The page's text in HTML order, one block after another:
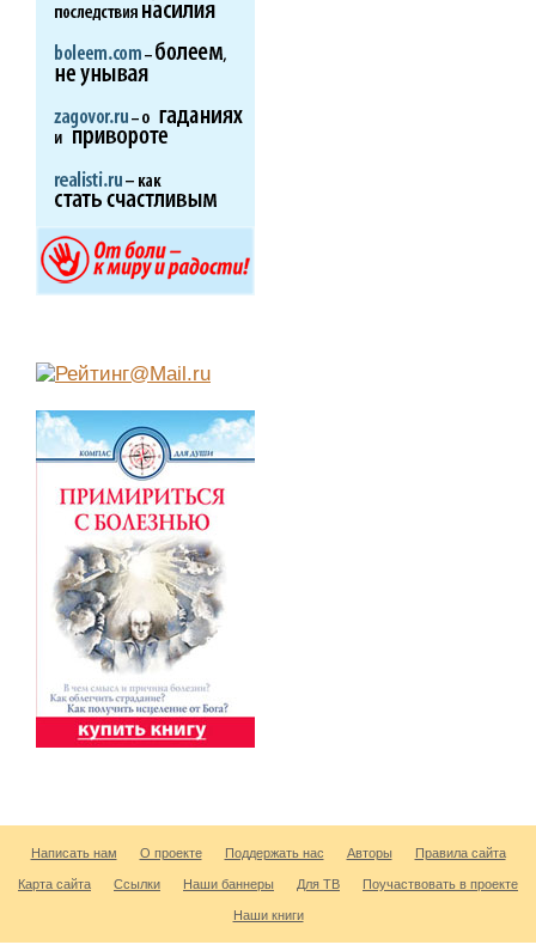
Написать нам О проекте Поддержать нас Авторы Правила сайта
Карта сайта Ссылки Наши баннеры Для ТВ Поучаствовать в проекте
Наши книги